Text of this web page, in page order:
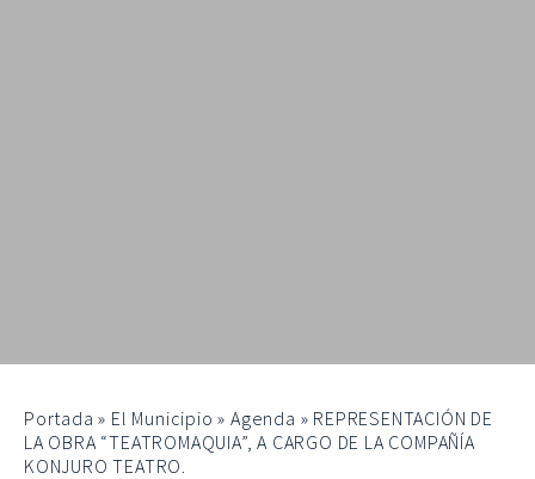
Portada » El Municipio »Agenda » REPRESENTACIÓN DE
LA OBRA “TEATROMAQUIA”, A CARGO DE LA COMPAÑÍA
KONJURO TEATRO.